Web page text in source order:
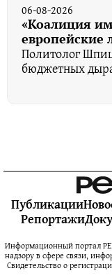
06-08-2026
«Коалиция
европейские
Политолог
бюджетных
Публикации
Репортажи
Информационный портал
надзору в сфере связи,
Свидетельство о